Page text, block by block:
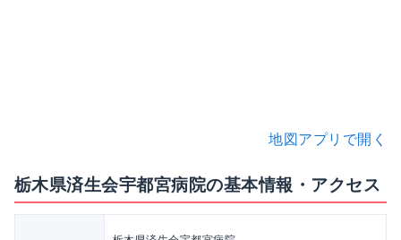
地図アプリで開く
栃木県済生会宇都宮病院の基本情報・アクセス